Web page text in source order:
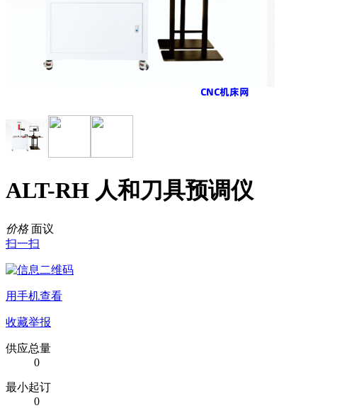
ALT-RH 人和刀具预调仪
价格 面议
扫一扫
用手机查看
收藏举报
供应总量
0
最小起订
0